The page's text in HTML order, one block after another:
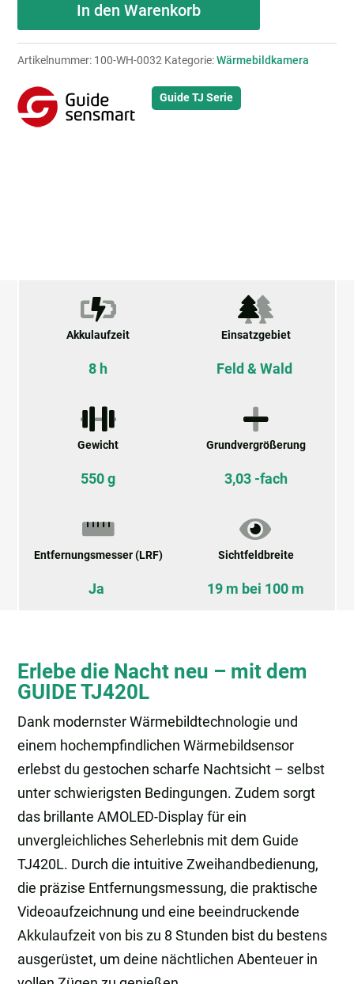
TJ420L
Menge
In den Warenkorb
Artikelnummer: 100-WH-0032 Kategorie:Wärmebildkamera
Guide TJ Serie
Akkulaufzeit
8 h
Einsatzgebiet
Feld & Wald
Gewicht
550 g
Grundvergrößerung
3,03 -fach
Entfernungsmesser (LRF)
Ja
Sichtfeldbreite
19 m bei 100 m
Erlebe die Nacht neu – mit dem
GUIDE TJ420L
Dank modernster Wärmebildtechnologie und
einem hochempfindlichen Wärmebildsensor
erlebst du gestochen scharfe Nachtsicht – selbst
unter schwierigsten Bedingungen. Zudem sorgt
das brillante AMOLED-Display für ein
unvergleichliches Seherlebnis mit dem Guide
TJ420L. Durch die intuitive Zweihandbedienung,
die präzise Entfernungsmessung, die praktische
Videoaufzeichnung und eine beeindruckende
Akkulaufzeit von bis zu 8 Stunden bist du bestens
ausgerüstet, um deine nächtlichen Abenteuer in